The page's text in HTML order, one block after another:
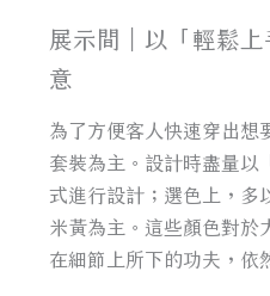
展示間｜以「輕鬆
意
為了方便客人快速穿出想
套裝為主。設計時盡量以
式進行設計；選色上，多
米黃為主。這些顏色對於
在細節上所下的功夫，依